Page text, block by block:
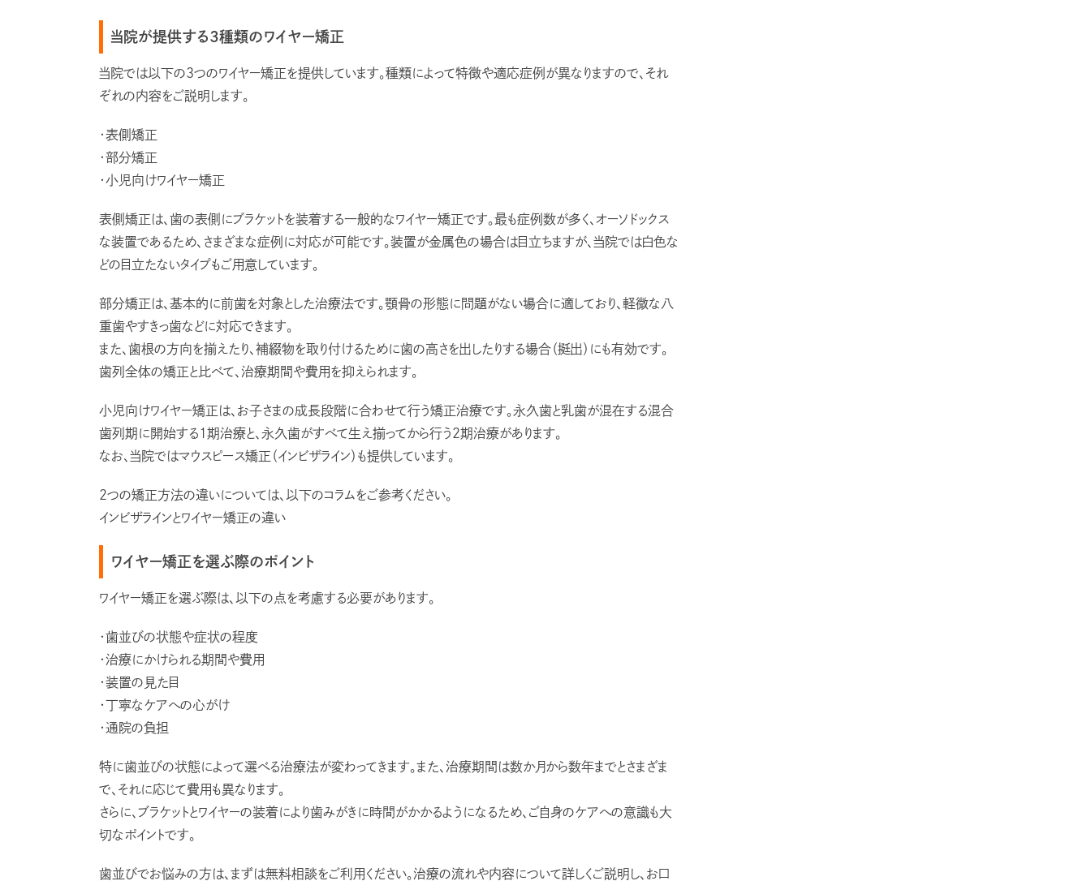
当院が提供する3種類のワイヤー矯正
当院では以下の3つのワイヤー矯正を提供しています。種類によって特徴や適応症例が異なりますので、それ
ぞれの内容をご説明します。
・表側矯正
・部分矯正
・小児向けワイヤー矯正
表側矯正は、歯の表側にブラケットを装着する一般的なワイヤー矯正です。最も症例数が多く、オーソドックス
な装置であるため、さまざまな症例に対応が可能です。装置が金属色の場合は目立ちますが、当院では白色な
どの目立たないタイプもご用意しています。
部分矯正は、基本的に前歯を対象とした治療法です。顎骨の形態に問題がない場合に適しており、軽微な八
重歯やすきっ歯などに対応できます。
また、歯根の方向を揃えたり、補綴物を取り付けるために歯の高さを出したりする場合（挺出）にも有効です。
歯列全体の矯正と比べて、治療期間や費用を抑えられます。
小児向けワイヤー矯正は、お子さまの成長段階に合わせて行う矯正治療です。永久歯と乳歯が混在する混合
歯列期に開始する1期治療と、永久歯がすべて生え揃ってから行う2期治療があります。
なお、当院ではマウスピース矯正（インビザライン）も提供しています。
2つの矯正方法の違いについては、以下のコラムをご参考ください。
インビザラインとワイヤー矯正の違い
ワイヤー矯正を選ぶ際のポイント
ワイヤー矯正を選ぶ際は、以下の点を考慮する必要があります。
・歯並びの状態や症状の程度
・治療にかけられる期間や費用
・装置の見た目
・丁寧なケアへの心がけ
・通院の負担
特に歯並びの状態によって選べる治療法が変わってきます。また、治療期間は数か月から数年までとさまざま
で、それに応じて費用も異なります。
さらに、ブラケットとワイヤーの装着により歯みがきに時間がかかるようになるため、ご自身のケアへの意識も大
切なポイントです。
歯並びでお悩みの方は、まずは無料相談をご利用ください。治療の流れや内容について詳しくご説明し、お口